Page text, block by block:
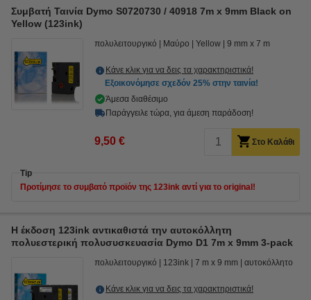
Συμβατή Ταινία Dymo S0720730 / 40918 7m x 9mm Black on
Yellow (123ink)
πολυλειτουργικό Μαύρο Yellow 9 mm x 7 m
Κάνε κλικ για να δεις τα χαρακτηριστικά!
Εξοικονόμησε σχεδόν 25% στην ταινία!
Άμεσα διαθέσιμο
Παράγγειλε τώρα, για άμεση παράδοση!
9,50 € Στο Καλάθι
Tip
Προτίμησε το συμβατό προϊόν της 123ink αντί για το original!
Η έκδοση 123ink αντικαθιστά την αυτοκόλλητη
πολυεστερική πολυσυσκευασία Dymo D1 7m x 9mm 3-pack
πολυλειτουργικό 123ink 7 m x 9 mm αυτοκόλλητο
Κάνε κλικ για να δεις τα χαρακτηριστικά!